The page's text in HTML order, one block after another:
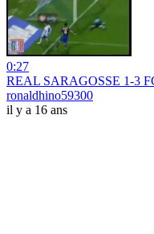
0:27
REAL SARAGOSSE 1-3
ronaldhino59300
il y a 16 ans